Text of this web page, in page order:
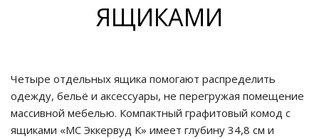
ЯЩИКАМИ
Четыре отдельных ящика помогают распределить
одежду, бельё и аксессуары, не перегружая помещение
массивной мебелью. Компактный графитовый комод с
ящиками «МС Эккервуд К» имеет глубину 34,8 см и